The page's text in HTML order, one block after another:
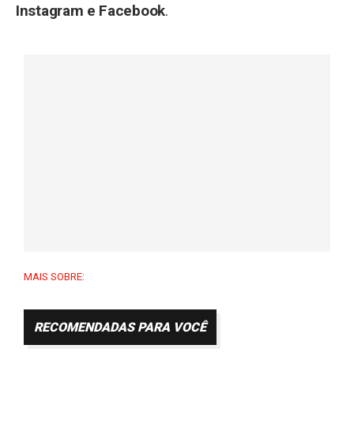
Instagram e Facebook.
MAIS SOBRE:
RECOMENDADAS PARA VOCÊ